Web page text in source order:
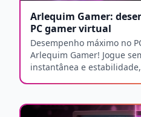
Arlequim Gamer:
PC gamer virtual
Desempenho máximo no
Arlequim Gamer! Jogue
instantânea e